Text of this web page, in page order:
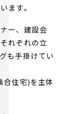
ます。
ー、建設会
れぞれの立
も手掛けてい
合住宅)を主体